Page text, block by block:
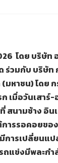
โดย บริษัท
ร่วมกับ บริษัท
มหาชน) โดย
เมื่อวันเสาร์
สนามช้าง อิน
การรอคอยข
การเปลี่ยนแ
ถแข่งมีพละก